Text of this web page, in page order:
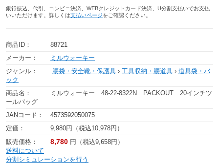
銀行振込、代引、コンビニ決済、WEBクレジットカード決済、U分割支払いでお支払
いいただけます。詳しくは支払いページをご確認ください。
商品ID：
88721
メーカー：
ミルウォーキー
ジャンル：
腰袋・安全靴・保護具 › 工具収納・腰道具 › 道具袋・バ
ック
商品名：
ミルウォーキー 48-22-8322N PACKOUT 20インチツ
ールバッグ
JANコード：
4573592050075
定価：
9,980円（税込10,978円）
販売価格：
8,780 円（税込9,658円）
送料について
分割シミュレーションを行う